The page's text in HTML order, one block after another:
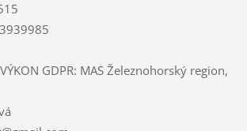
VÝKON GDPR: MAS Železnohorský region,